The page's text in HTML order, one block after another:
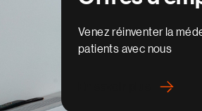
Venez réinventer la
patients avec nous